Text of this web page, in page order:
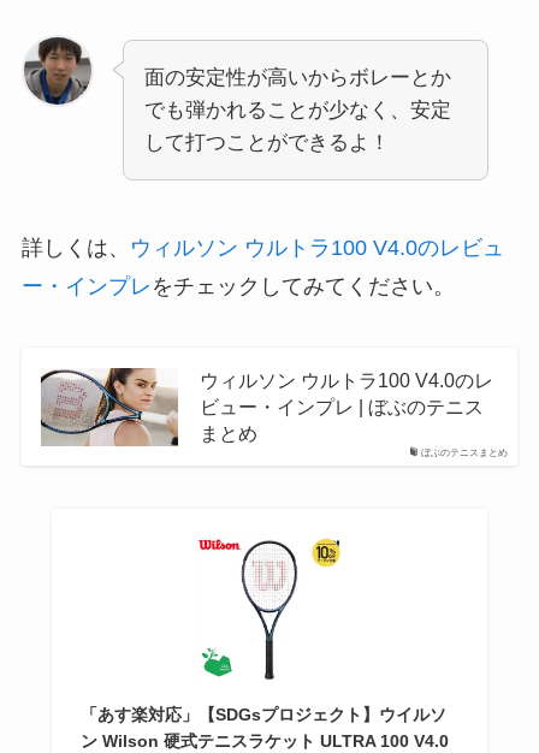
面の安定性が高いからボレーとか
でも弾かれることが少なく、安定
して打つことができるよ！
詳しくは、
ウィルソン ウルトラ100 V4.0のレビュ
ー・インプレ をチェックしてみてください。
ぼぶのテニスまとめ
ウィルソン ウルトラ100 V4.0のレ
ビュー・インプレ | ぼぶのテニス
まとめ
「あす楽対応」【SDGsプロジェクト】ウイルソ
ン Wilson 硬式テニスラケット ULTRA 100 V4.0